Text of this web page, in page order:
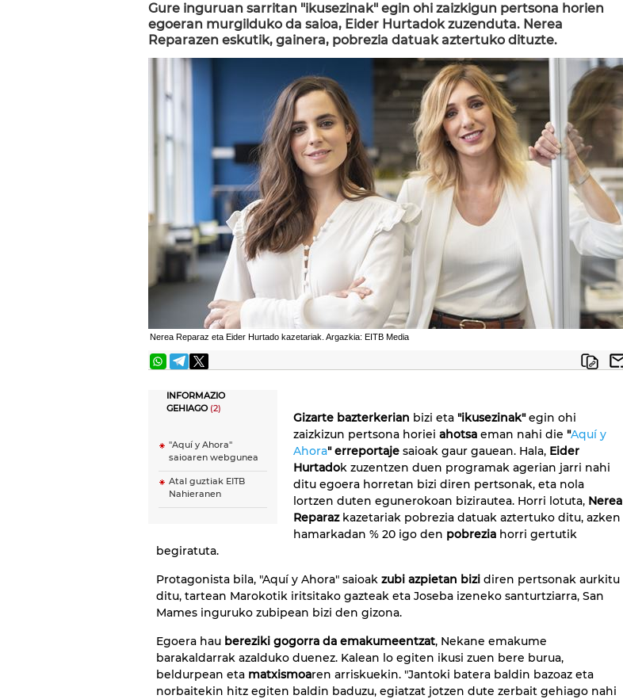
Gure inguruan sarritan "ikusezinak" egin ohi zaizkigun pertsona horien
egoeran murgilduko da saioa, Eider Hurtadok zuzenduta. Nerea
Reparazen eskutik, gainera, pobrezia datuak aztertuko dituzte.
Nerea Reparaz eta Eider Hurtado kazetariak. Argazkia: EITB Media
INFORMAZIO
GEHIAGO(2)
''Aquí y Ahora''
saioaren webgunea
Atal guztiak EITB
Nahieranen
Gizarte bazterkerian bizi eta "ikusezinak"egin ohi
zaizkizun pertsona horiei ahotsa eman nahi die "Aquí y
Ahora" erreportaje saioak gaur gauean. Hala, Eider
Hurtadok zuzentzen duen programak agerian jarri nahi
ditu egoera horretan bizi diren pertsonak, eta nola
lortzen duten egunerokoan bizirautea. Horri lotuta, Nerea
Reparazkazetariak pobrezia datuak aztertuko ditu, azken
hamarkadan % 20 igo den pobrezia horri gertutik
begiratuta.
Protagonista bila, "Aquí y Ahora" saioak zubi azpietan bizi diren pertsonak aurkitu
ditu, tartean Marokotik iritsitako gazteak eta Joseba izeneko santurtziarra, San
Mames inguruko zubipean bizi den gizona.
Egoera hau bereziki gogorra da emakumeentzat, Nekane emakume
barakaldarrak azalduko duenez. Kalean lo egiten ikusi zuen bere burua,
beldurpean eta matxismoaren arriskuekin. "Jantoki batera baldin bazoaz eta
norbaitekin hitz egiten baldin baduzu, egiatzat jotzen dute zerbait gehiago nahi